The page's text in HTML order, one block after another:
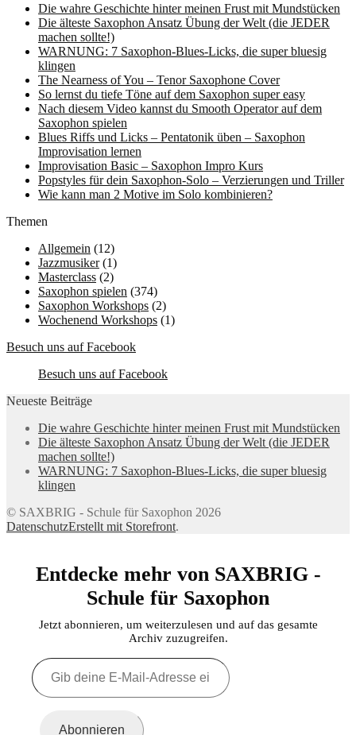
Die wahre Geschichte hinter meinen Frust mit Mundstücken
Die älteste Saxophon Ansatz Übung der Welt (die JEDER
machen sollte!)
WARNUNG: 7 Saxophon-Blues-Licks, die super bluesig
klingen
The Nearness of You – Tenor Saxophone Cover
So lernst du tiefe Töne auf dem Saxophon super easy
Nach diesem Video kannst du Smooth Operator auf dem
Saxophon spielen
Blues Riffs und Licks – Pentatonik üben – Saxophon
Improvisation lernen
Improvisation Basic – Saxophon Impro Kurs
Popstyles für dein Saxophon-Solo – Verzierungen und Triller
Wie kann man 2 Motive im Solo kombinieren?
Themen
Allgemein (12)
Jazzmusiker(1)
Masterclass (2)
Saxophon spielen (374)
Saxophon Workshops (2)
Wochenend Workshops (1)
Besuch uns auf Facebook
Besuch uns auf Facebook
Neueste Beiträge
Die wahre Geschichte hinter meinen Frust mit Mundstücken
Die älteste Saxophon Ansatz Übung der Welt (die JEDER
machen sollte!)
WARNUNG: 7 Saxophon-Blues-Licks, die super bluesig
klingen
© SAXBRIG - Schule für Saxophon 2026
DatenschutzErstellt mit Storefront.
Entdecke mehr von SAXBRIG -
Schule für Saxophon
Jetzt abonnieren, um weiterzulesen und auf das gesamte
Archiv zuzugreifen.
Gib
deine
E-
Abonnieren